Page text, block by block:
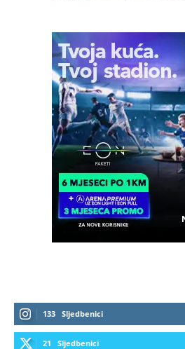
133 Sljedbenici
21 Sljedbenici